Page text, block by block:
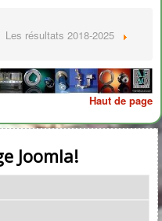
Les résultats 2018-2025
Haut de page
Joomla!